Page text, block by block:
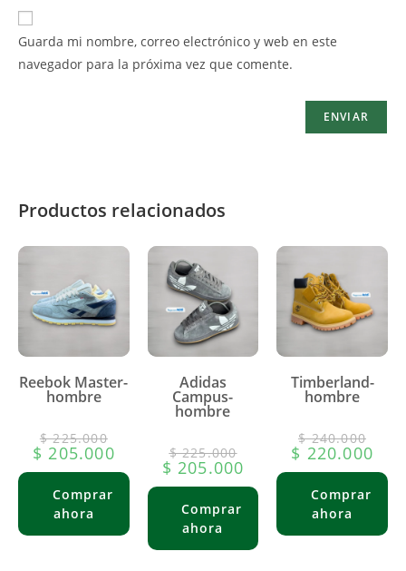
Guarda mi nombre, correo electrónico y web en este
navegador para la próxima vez que comente.
Productos relacionados
Reebok Master-
hombre
$225.000
$ 205.000
Adidas
Campus-
hombre
$225.000
$ 205.000
Timberland-
hombre
$240.000
$ 220.000